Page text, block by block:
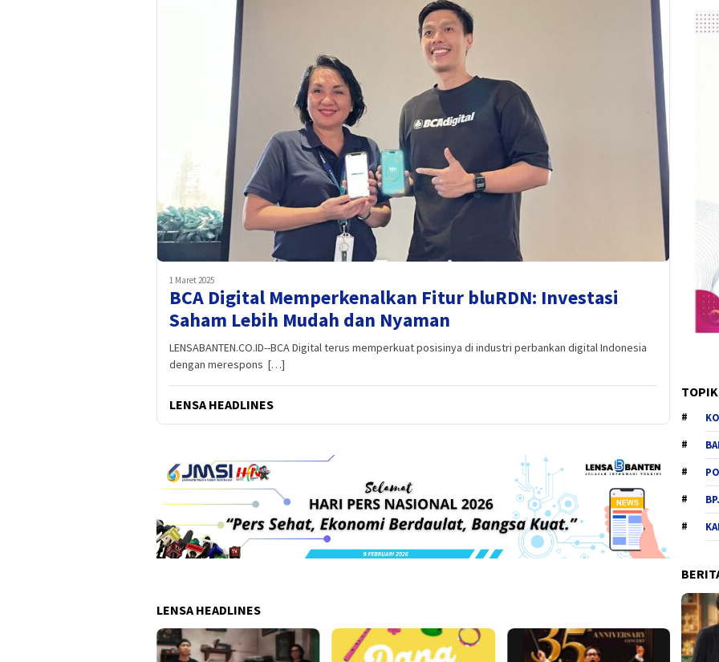
1 Maret 2025
BCA Digital Memperkenalkan Fitur bluRDN: Investasi
Saham Lebih Mudah dan Nyaman
LENSABANTEN.CO.ID--BCA Digital terus memperkuat posisinya di industri perbankan digital Indonesia
dengan merespons […]
LENSA HEADLINES
LENSA HEADLINES